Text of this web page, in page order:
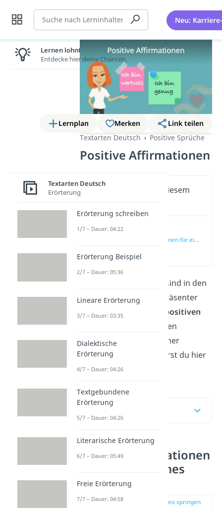
Suche Neu:
Lernplan Merken
Link teilen
Textarten Deutsch
Positive Sprüche
Positive Affirmationen
Wichtige Inhalte in diesem
Affirmationen für ein
Positive Affirmationen sind in den
letzten Jahren immer präsenter
geworden. Wie du mit
positiven
dein Leben
bewusster und glücklicher
gestalten kannst, erfährst du hier
und imVideo
Positive Affirmationen
für ein glückliches
Leben
zur Stelle im Video springen
Lernen lohnt sich!
Entdecke hier deine Chancen.
Textarten Deutsch
Erörterung
Erörterung schreiben
1/7 – Dauer: 04:22
Erörterung Beispiel
2/7 – Dauer: 05:36
Lineare Erörterung
3/7 – Dauer: 03:35
Dialektische
Erörterung
4/7 – Dauer: 04:26
Textgebundene
Erörterung
5/7 – Dauer: 04:26
Literarische Erörterung
6/7 – Dauer: 05:49
Freie Erörterung
7/7 – Dauer: 04:58